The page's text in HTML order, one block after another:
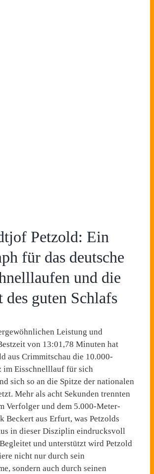
Petzold: Ein
für das deutsche
und die
guten Schlafs
Leistung und
von 13:01,78 Minuten hat
aus Crimmitschau die 10.000-
im Eisschnelllauf für sich
sich so an die Spitze der nationalen
Mehr als acht Sekunden trennten
Verfolger und dem 5.000-Meter-
Beckert aus Erfurt, was Petzolds
in dieser Disziplin eindrucksvoll
und unterstützt wird Petzold
nicht nur durch sein
sondern auch durch seinen